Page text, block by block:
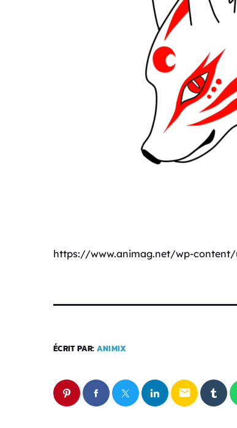
https://www.animag.net/wp-
ÉCRIT PAR: ANIMIX
email